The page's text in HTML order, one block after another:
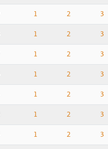
1 2 3
1 2 3
1 2 3
1 2 3
1 2 3
1 2 3
1 2 3